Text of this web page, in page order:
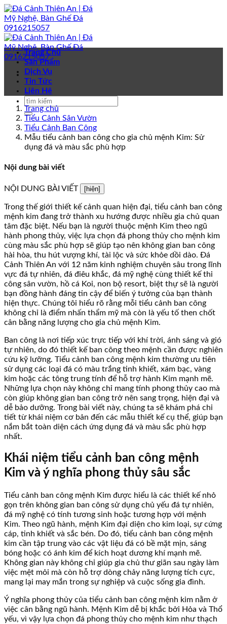
Bỏ
qua
nội
dung
Trang Chủ
Sản Phẩm
Dịch Vụ
Tin Tức
Liên Hệ
Trang chủ
Tiểu Cảnh Sân Vườn
Tiểu Cảnh Ban Công
Mẫu tiểu cảnh ban công cho gia chủ mệnh Kim: Sử
dụng đá và màu sắc phù hợp
Nội dung bài viết
NỘI DUNG BÀI VIẾT [hiện]
Trong thế giới thiết kế cảnh quan hiện đại, tiểu cảnh ban công
mệnh kim đang trở thành xu hướng được nhiều gia chủ quan
tâm đặc biệt. Nếu bạn là người thuộc mệnh Kim theo ngũ
hành phong thủy, việc lựa chọn đá phong thủy cho mệnh kim
cùng màu sắc phù hợp sẽ giúp tạo nên không gian ban công
hài hòa, thu hút vượng khí, tài lộc và sức khỏe dồi dào. Đá
Cảnh Thiên An với 12 năm kinh nghiệm chuyên sâu trong lĩnh
vực đá tự nhiên, đá điêu khắc, đá mỹ nghệ cùng thiết kế thi
công sân vườn, hồ cá Koi, non bộ resort, biệt thự sẽ là người
bạn đồng hành đáng tin cậy để biến ý tưởng của bạn thành
hiện thực. Chúng tôi hiểu rõ rằng mỗi tiểu cảnh ban công
không chỉ là điểm nhấn thẩm mỹ mà còn là yếu tố then chốt
cân bằng năng lượng cho gia chủ mệnh Kim.
Ban công là nơi tiếp xúc trực tiếp với khí trời, ánh sáng và gió
tự nhiên, do đó thiết kế ban công theo mệnh cần được nghiên
cứu kỹ lưỡng. Tiểu cảnh ban công mệnh kim thường ưu tiên
sử dụng các loại đá có màu trắng tinh khiết, xám bạc, vàng
kim hoặc các tông trung tính để hỗ trợ hành Kim mạnh mẽ.
Những lựa chọn này không chỉ mang tính phong thủy cao mà
còn giúp không gian ban công trở nên sang trọng, hiện đại và
dễ bảo dưỡng. Trong bài viết này, chúng ta sẽ khám phá chi
tiết từ khái niệm cơ bản đến các mẫu thiết kế cụ thể, giúp bạn
nắm bắt toàn diện cách ứng dụng đá và màu sắc phù hợp
nhất.
Khái niệm tiểu cảnh ban công mệnh
Kim và ý nghĩa phong thủy sâu sắc
Tiểu cảnh ban công mệnh Kim được hiểu là các thiết kế nhỏ
gọn trên không gian ban công sử dụng chủ yếu đá tự nhiên,
đá mỹ nghệ có tính tương sinh hoặc tương hợp với mệnh
Kim. Theo ngũ hành, mệnh Kim đại diện cho kim loại, sự cứng
cáp, tinh khiết và sắc bén. Do đó, tiểu cảnh ban công mệnh
kim cần tập trung vào các vật liệu đá có bề mặt mịn, sáng
bóng hoặc có ánh kim để kích hoạt dương khí mạnh mẽ.
Không gian này không chỉ giúp gia chủ thư giãn sau ngày làm
việc mệt mỏi mà còn hỗ trợ dòng chảy năng lượng tích cực,
mang lại may mắn trong sự nghiệp và cuộc sống gia đình.
Ý nghĩa phong thủy của tiểu cảnh ban công mệnh kim nằm ở
việc cân bằng ngũ hành. Mệnh Kim dễ bị khắc bởi Hỏa và Thổ
yếu, vì vậy lựa chọn đá phong thủy cho mệnh kim như thạch